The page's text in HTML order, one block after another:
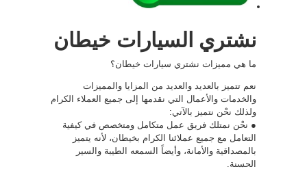
نشتري السيارات خيطان
ما هي مميزات نشتري سيارات خيطان؟
نعم تتميز بالعديد والعديد من المزايا والمميزات
والخدمات والأعمال التي نقدمها إلى جميع العملاء الكرام
ولذلك نحْن نتميز بالآتي:
● نحْن نمتلك فريق عمل متكامل ومتخصص في كيفية
التعامل مع جميع عملائنا الكرام بخيطان، لأنه يتميز
بالمصداقية والأمانة، وأيضاً السمعه الطيبة والسير
الحسنة.